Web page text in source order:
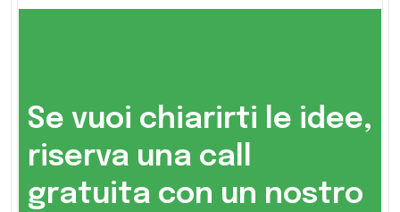
Se vuoi chiarirti le idee,
riserva una call
gratuita con un nostro